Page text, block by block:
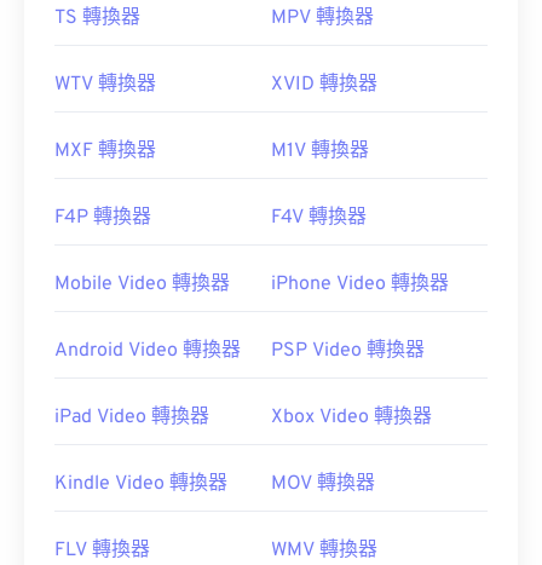
TS 轉換器 MPV 轉換器
WTV 轉換器 XVID 轉換器
MXF 轉換器 M1V 轉換器
F4P 轉換器 F4V 轉換器
Mobile Video 轉換器 iPhone Video 轉換器
Android Video 轉換器 PSP Video 轉換器
iPad Video 轉換器 Xbox Video 轉換器
Kindle Video 轉換器 MOV 轉換器
FLV 轉換器 WMV 轉換器